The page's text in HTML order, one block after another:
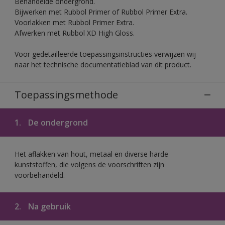
Bijwerken met Rubbol Primer of Rubbol Primer Extra.
Voorlakken met Rubbol Primer Extra.
Afwerken met Rubbol XD High Gloss.
Voor gedetailleerde toepassingsinstructies verwijzen wij
naar het technische documentatieblad van dit product.
Toepassingsmethode
1. De ondergrond
Het aflakken van hout, metaal en diverse harde
kunststoffen, die volgens de voorschriften zijn
voorbehandeld.
2. Na gebruik